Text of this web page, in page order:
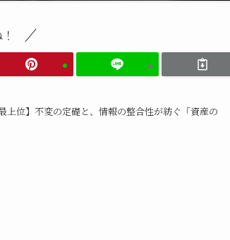
上位】不変の定礎と、情報の整合性が紡ぐ「資産の